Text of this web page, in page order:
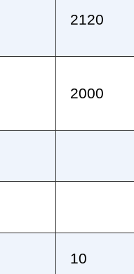
2120
2000
10